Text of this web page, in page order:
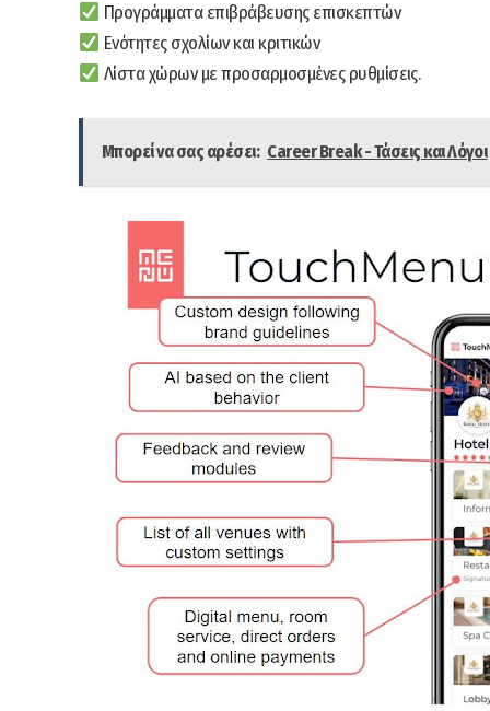
Προγράμματα επιβράβευσης επισκεπτών
Ενότητες σχολίων και κριτικών
Λίστα χώρων με προσαρμοσμένες ρυθμίσεις.
Μπορεί να σας αρέσει: Career Break - Τάσεις και Λόγοι